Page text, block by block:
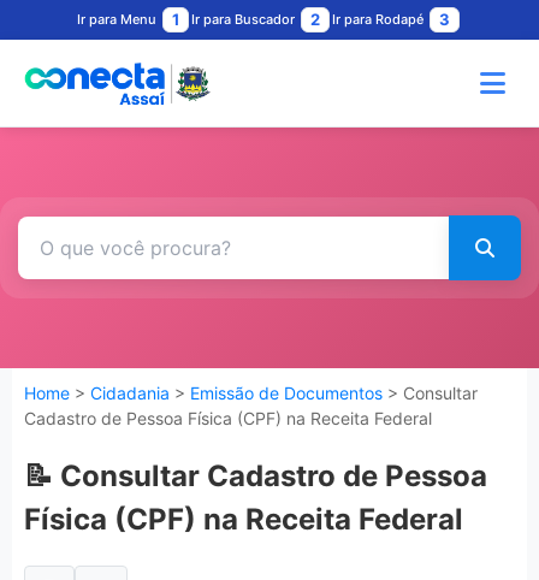
Ir para Menu 1 Ir para Buscador 2 Ir para Rodapé 3
Home > Cidadania > Emissão de Documentos > Consultar
Cadastro de Pessoa Física (CPF) na Receita Federal
📝 Consultar Cadastro de Pessoa
Física (CPF) na Receita Federal